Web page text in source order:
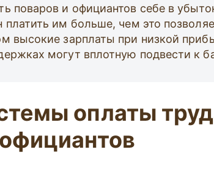
поваров и официантов себе в
им больше, чем это
высокие зарплаты при низкой
могут вплотную подвести к
оплаты